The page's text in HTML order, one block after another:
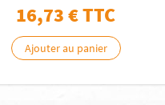
16,73€ TTC
Ajouter au panier